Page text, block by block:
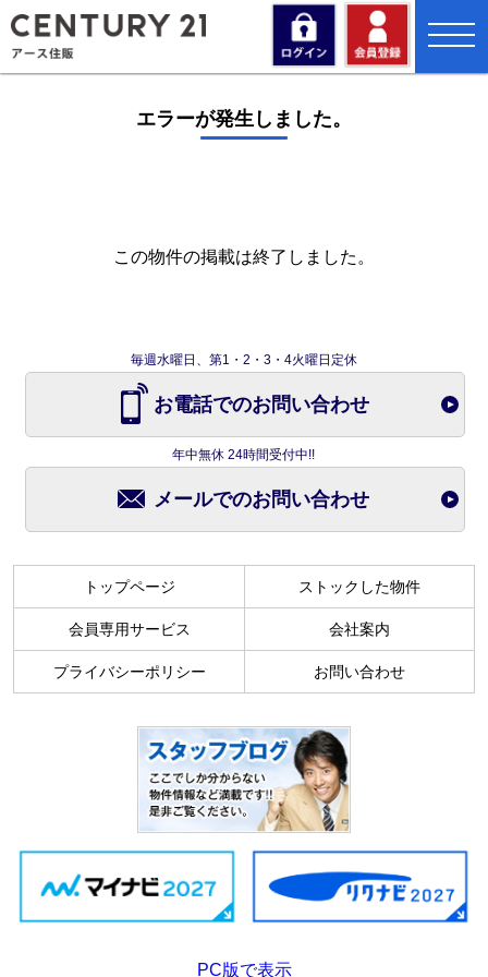
toggle
エラーが発生しました。
この物件の掲載は終了しました。
毎週水曜日、第1・2・3・4火曜日定休
お電話でのお問い合わせ
年中無休 24時間受付中!!
メールでのお問い合わせ
トップページ ストックした物件
会員専用サービス 会社案内
プライバシーポリシー お問い合わせ
PC版で表示